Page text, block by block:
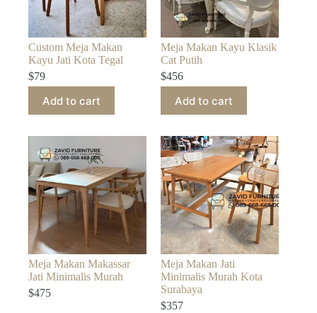
Custom Meja Makan
Kayu Jati Kota Tegal
$79
Add to cart
Meja Makan Kayu Klasik
Cat Putih
$456
Add to cart
Meja Makan Makassar
Jati Minimalis Murah
$475
Meja Makan Jati
Minimalis Murah Kota
Surabaya
$357